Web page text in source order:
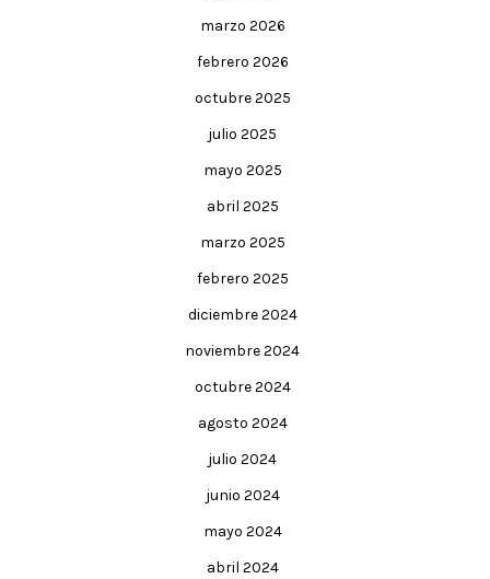
marzo 2026
febrero 2026
octubre 2025
julio 2025
mayo 2025
abril 2025
marzo 2025
febrero 2025
diciembre 2024
noviembre 2024
octubre 2024
agosto 2024
julio 2024
junio 2024
mayo 2024
abril 2024